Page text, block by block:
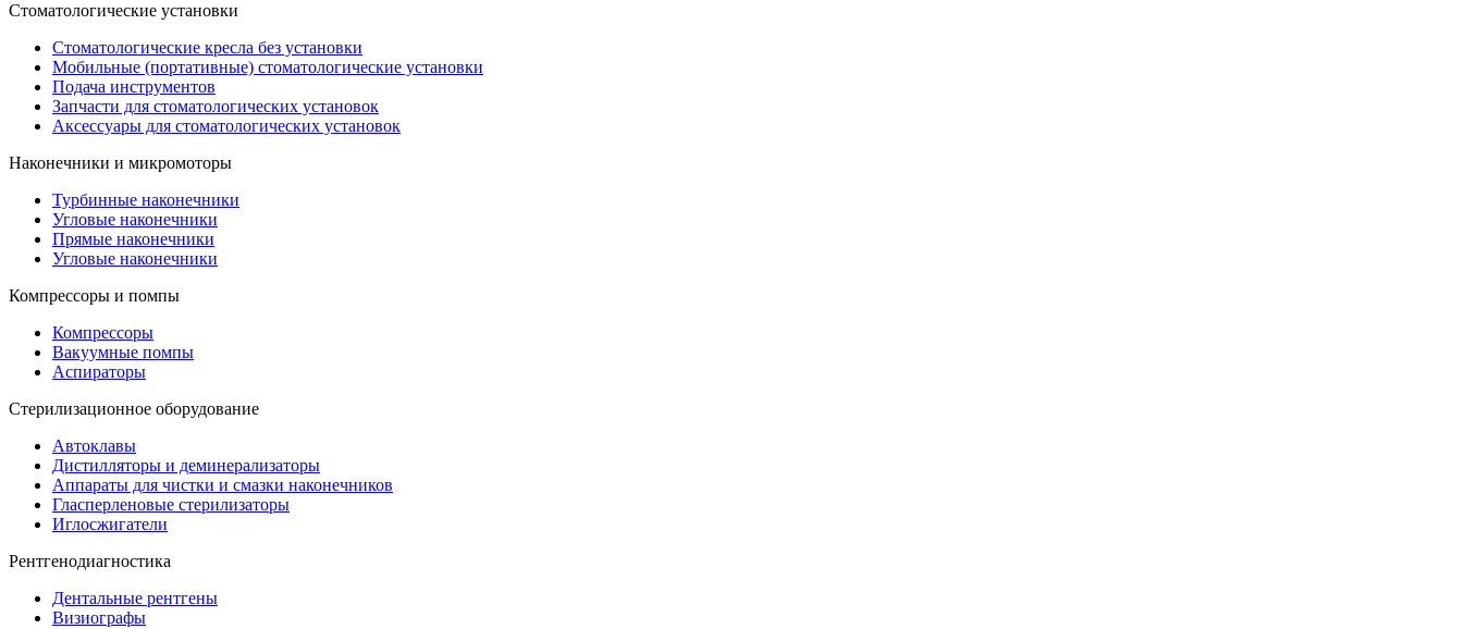
Стоматологические установки
Стоматологические кресла без установки
Мобильные (портативные) стоматологические установки
Подача инструментов
Запчасти для стоматологических установок
Аксессуары для стоматологических установок
Наконечники и микромоторы
Турбинные наконечники
Угловые наконечники
Прямые наконечники
Угловые наконечники
Компрессоры и помпы
Компрессоры
Вакуумные помпы
Аспираторы
Стерилизационное оборудование
Автоклавы
Дистилляторы и деминерализаторы
Аппараты для чистки и смазки наконечников
Гласперленовые стерилизаторы
Иглосжигатели
Рентгенодиагностика
Дентальные рентгены
Визиографы